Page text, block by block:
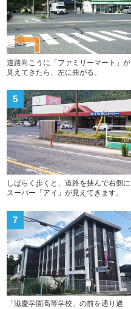
道路向こうに「ファミリーマート」が
見えてきたら、左に曲がる。
5
しばらく歩くと、道路を挟んで右側に
スーパー「アイ」が見えてきます。
7
「滋慶学園高等学校」の前を通り過